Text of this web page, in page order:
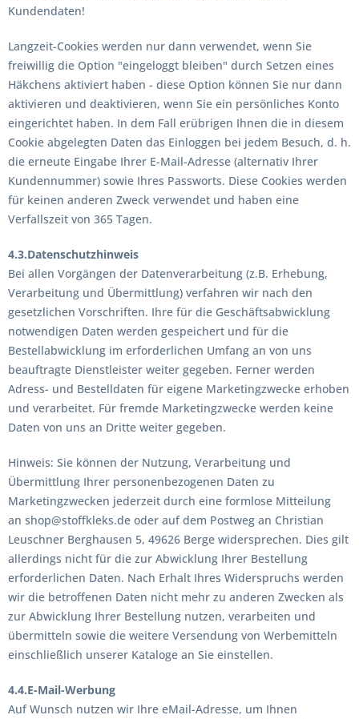
Kundendaten!
Langzeit-Cookies werden nur dann verwendet, wenn Sie
freiwillig die Option "eingeloggt bleiben" durch Setzen eines
Häkchens aktiviert haben - diese Option können Sie nur dann
aktivieren und deaktivieren, wenn Sie ein persönliches Konto
eingerichtet haben. In dem Fall erübrigen Ihnen die in diesem
Cookie abgelegten Daten das Einloggen bei jedem Besuch, d. h.
die erneute Eingabe Ihrer E-Mail-Adresse (alternativ Ihrer
Kundennummer) sowie Ihres Passworts. Diese Cookies werden
für keinen anderen Zweck verwendet und haben eine
Verfallszeit von 365 Tagen.
4.3.Datenschutzhinweis
Bei allen Vorgängen der Datenverarbeitung (z.B. Erhebung,
Verarbeitung und Übermittlung) verfahren wir nach den
gesetzlichen Vorschriften. Ihre für die Geschäftsabwicklung
notwendigen Daten werden gespeichert und für die
Bestellabwicklung im erforderlichen Umfang an von uns
beauftragte Dienstleister weiter gegeben. Ferner werden
Adress- und Bestelldaten für eigene Marketingzwecke erhoben
und verarbeitet. Für fremde Marketingzwecke werden keine
Daten von uns an Dritte weiter gegeben.
Hinweis: Sie können der Nutzung, Verarbeitung und
Übermittlung Ihrer personenbezogenen Daten zu
Marketingzwecken jederzeit durch eine formlose Mitteilung
an shop@stoffkleks.de oder auf dem Postweg an Christian
Leuschner Berghausen 5, 49626 Berge widersprechen. Dies gilt
allerdings nicht für die zur Abwicklung Ihrer Bestellung
erforderlichen Daten. Nach Erhalt Ihres Widerspruchs werden
wir die betroffenen Daten nicht mehr zu anderen Zwecken als
zur Abwicklung Ihrer Bestellung nutzen, verarbeiten und
übermitteln sowie die weitere Versendung von Werbemitteln
einschließlich unserer Kataloge an Sie einstellen.
4.4.E-Mail-Werbung
Auf Wunsch nutzen wir Ihre eMail-Adresse, um Ihnen